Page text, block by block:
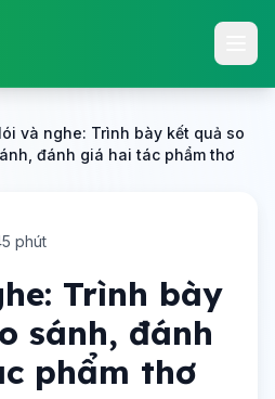
và nghe: Trình bày kết quả so
đánh giá hai tác phẩm thơ
phút
Trình bày
sánh, đánh
phẩm thơ